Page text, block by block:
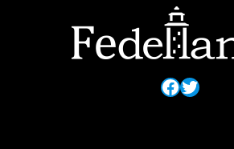
Facebook
Twitter